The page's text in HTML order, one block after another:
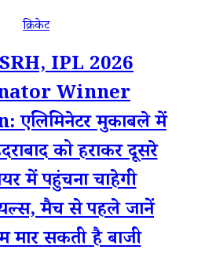
क्रिकेट
IPL 2026
Winner
मुकाबले में
को हराकर दूसरे
में पहुंचना चाहेगी
मैच से पहले जानें
मार सकती है बाजी